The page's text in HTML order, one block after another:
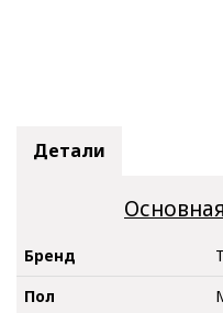
Детали
Бренд
Пол